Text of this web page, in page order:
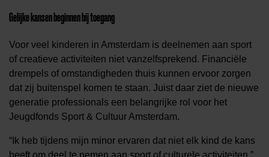
Gelijke kansen beginnen bij toegang
Voor veel kinderen in Amsterdam is deelnemen aan sport
of creatieve activiteiten niet vanzelfsprekend. Financiële
drempels of omstandigheden thuis kunnen ervoor zorgen
dat zij buitenspel komen te staan. Juist daar ziet de nieuwe
generatie professionals een belangrijke rol voor het
Jeugdfonds Sport & Cultuur Amsterdam.
“Ik heb tijdens mijn minor ervaren dat niet elk kind de kans
heeft om deel te nemen aan sport of culturele activiteiten,”